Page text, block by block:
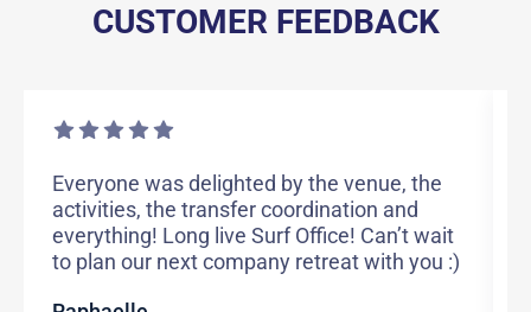
CUSTOMER FEEDBACK
Everyone was delighted by the venue, the
activities, the transfer coordination and
everything! Long live Surf Office! Can’t wait
to plan our next company retreat with you :)